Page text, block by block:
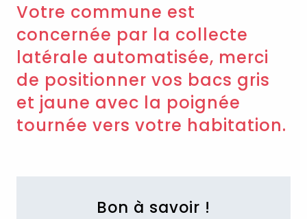
Votre commune est
concernée par la collecte
latérale automatisée, merci
de positionner vos bacs gris
et jaune avec la poignée
tournée vers votre habitation.
Bon à savoir !